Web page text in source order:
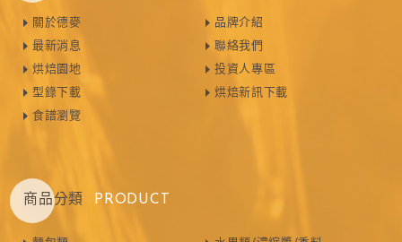
關於德麥
最新消息
烘焙園地
型錄下載
食譜瀏覽
品牌介紹
聯絡我們
投資人專區
烘焙新訊下載
商品分類 PRODUCT